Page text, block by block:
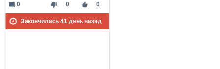
thumb_down 0 thumb_up 0
mode_comment 0
Закончилась 41день назад